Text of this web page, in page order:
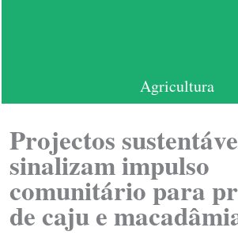
Agricultura
Projectos
sinalizam impulso
comunitário para
de caju e